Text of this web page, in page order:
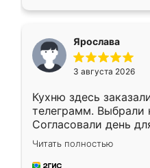
Ярослава
3 августа 2026
Кухню здесь
телеграмм. Выбрали
Согласовали день
недели кухня была
довольны работой.
мебель за
Читать полностью